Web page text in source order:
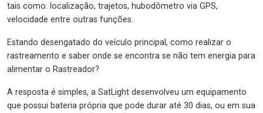
tais como: localização, trajetos, hubodômetro via GPS,
velocidade entre outras funções.
Estando desengatado do veículo principal, como realizar o
rastreamento e saber onde se encontra se não tem energia para
alimentar o Rastreador?
A resposta é simples, a SatLight desenvolveu um equipamento
que possui bateria própria que pode durar até 30 dias, ou em sua